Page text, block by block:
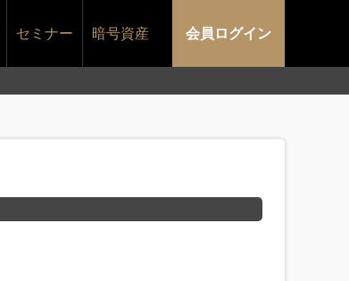
会員ログイン
セミナー 暗号資産